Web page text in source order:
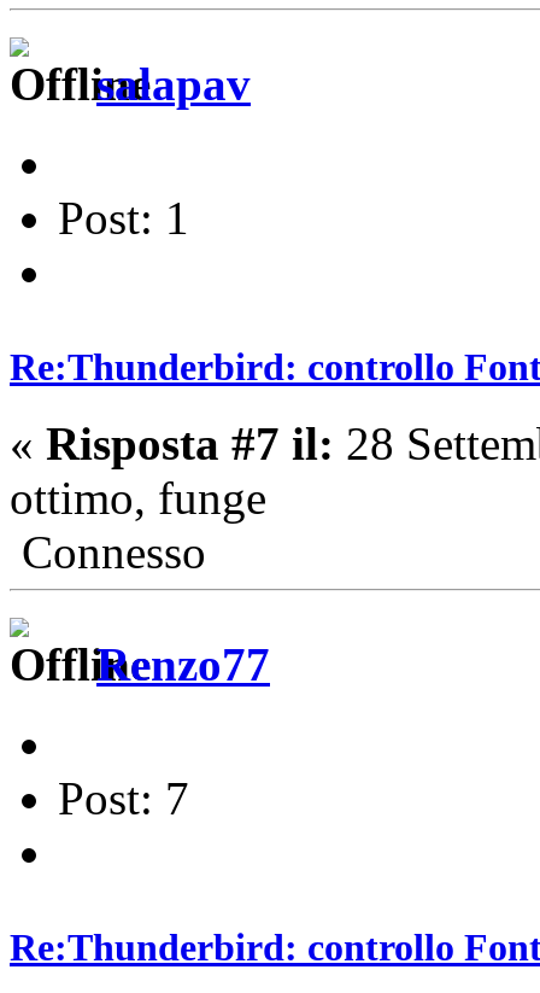
salapav
Post: 1
Re:Thunderbird: controllo
« Risposta #7 il: 28
ottimo, funge
Connesso
Renzo77
Post: 7
Re:Thunderbird: controllo